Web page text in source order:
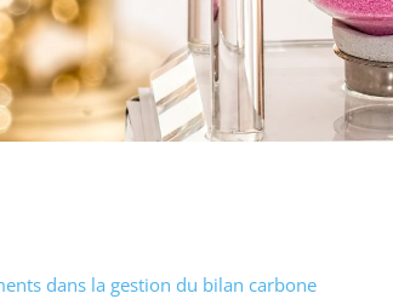
dans la gestion du bilan carbone